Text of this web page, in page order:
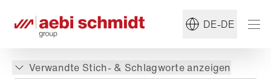
DE-DE
Verwandte Stich- & Schlagworte anzeigen